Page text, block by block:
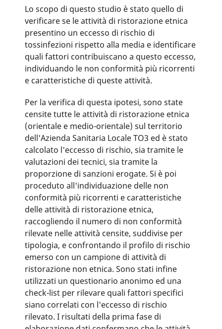
Lo scopo di questo studio è stato quello di
verificare se le attività di ristorazione etnica
presentino un eccesso di rischio di
tossinfezioni rispetto alla media e identificare
quali fattori contribuiscano a questo eccesso,
individuando le non conformità più ricorrenti
e caratteristiche di queste attività.
Per la verifica di questa ipotesi, sono state
censite tutte le attività di ristorazione etnica
(orientale e medio-orientale) sul territorio
dell'Azienda Sanitaria Locale TO3 ed è stato
calcolato l'eccesso di rischio, sia tramite le
valutazioni dei tecnici, sia tramite la
proporzione di sanzioni erogate. Si è poi
proceduto all'individuazione delle non
conformità più ricorrenti e caratteristiche
delle attività di ristorazione etnica,
raccogliendo il numero di non conformità
rilevate nelle attività censite, suddivise per
tipologia, e confrontando il profilo di rischio
emerso con un campione di attività di
ristorazione non etnica. Sono stati infine
utilizzati un questionario anonimo ed una
check-list per rilevare quali fattori specifici
siano correlati con l'eccesso di rischio
rilevato. I risultati della prima fase di